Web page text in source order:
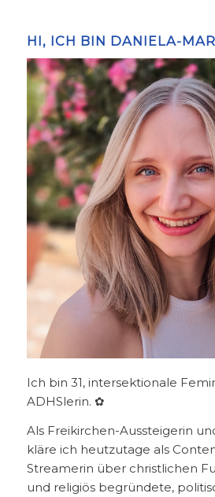
HI, ICH BIN DANIELA-
Ich bin 31, intersektionale
ADHSlerin. ✿
Als Freikirchen-Aussteigerin
kläre ich heutzutage als
Streamerin über christlichen
und religiös begründete,